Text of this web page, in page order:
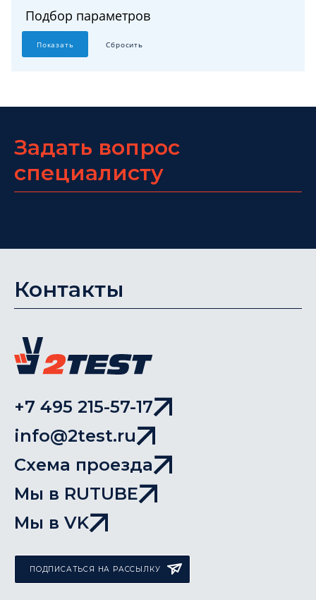
Подбор параметров
Задать вопрос
специалисту
Контакты
+7 495 215-57-17
info@2test.ru
Схема проезда
Мы в RUTUBE
Мы в VK
ПОДПИСАТЬСЯ НА РАССЫЛКУ